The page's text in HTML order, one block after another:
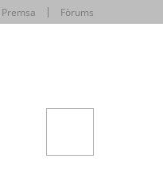
Premsa Fòrums